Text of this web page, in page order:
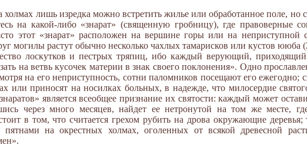
лишь изредка можно встретить жилье или обработанное поле, но
на какой-либо «знарат» (священную гробницу), где правоверные
этот «знарат» расположен на вершине горы или на неприступной
могилы растут обычно несколько чахлых тамарисков или кустов ююба
лоскутков и пестрых тряпиц, ибо каждый верующий,
на ветвь кусочек материи в знак своего поклонения». Одно
на его неприступность, сотни паломников посещают его ежегодно;
или приносят на носилках больных, в надежде, что милосердие
является всеобщее признание их святости: каждый может
через много месяцев, найдет ее нетронутой на том же месте,
в том, что считается грехом рубить на дрова окружающие
на окрестных холмах, оголенных от всякой древесной